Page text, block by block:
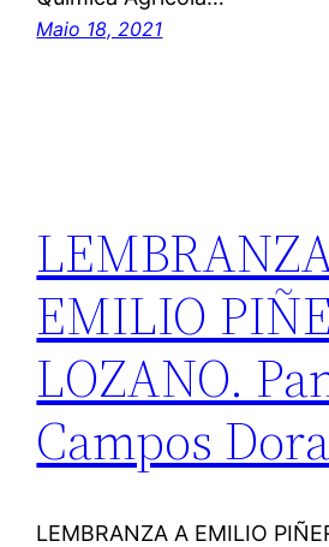
Maio 18, 2021
EMILIO
LOZANO.
Campos
LEMBRANZA A EMILIO